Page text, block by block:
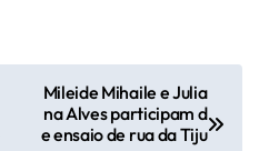
Mileide Mihaile e Julia
na Alves participam d
e ensaio de rua da Tiju